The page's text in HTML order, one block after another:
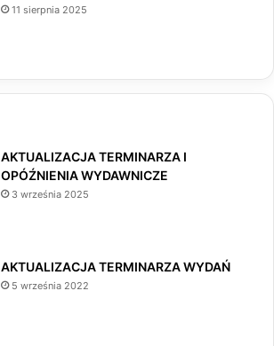
11 sierpnia 2025
AKTUALIZACJA TERMINARZA I
OPÓŹNIENIA WYDAWNICZE
3 września 2025
AKTUALIZACJA TERMINARZA WYDAŃ
5 września 2022